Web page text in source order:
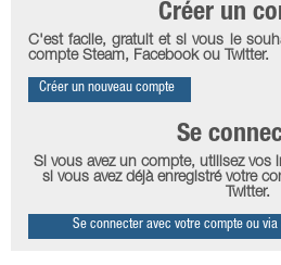
Créer un
C'est facile, gratuit et si vous le
compte Steam, Facebook ou Twitter.
Créer un nouveau compte
Se
Si vous avez un compte, utilisez vos
si vous avez déjà enregistré votre
Twitter.
Se connecter avec votre compte ou